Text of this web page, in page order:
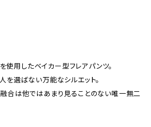
用したベイカー型フレアパンツ。
を選ばない万能なシルエット。
合は他ではあまり見ることのない唯一無二